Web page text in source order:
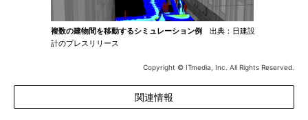
複数の建物間を移動するシミュレーション例
出典：日建設
計のプレスリリース
Copyright © ITmedia, Inc. All Rights Reserved.
関連情報